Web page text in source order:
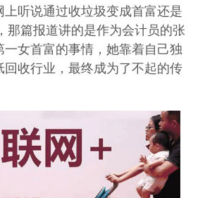
听说通过收垃圾变成首富还是
那篇报道讲的是作为会计员的张
女首富的事情，她靠着自己独
收行业，最终成为了不起的传